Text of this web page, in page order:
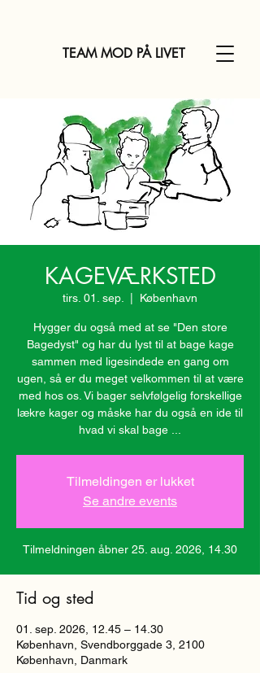
TEAM MOD PÅ LIVET
KAGEVÆRKSTED
tirs. 01. sep. København
Hygger du også med at se "Den store
Bagedyst" og har du lyst til at bage kage
sammen med ligesindede en gang om
ugen, så er du meget velkommen til at være
med hos os. Vi bager selvfølgelig forskellige
lækre kager og måske har du også en ide til
hvad vi skal bage ...
Tilmeldingen er lukket
Se andre events
Tilmeldningen åbner 25. aug. 2026, 14.30
Tid og sted
01. sep. 2026, 12.45 – 14.30
København, Svendborggade 3, 2100
København, Danmark